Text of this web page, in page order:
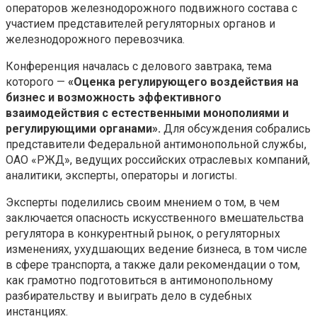
операторов железнодорожного подвижного состава с
участием представителей регуляторных органов и
железнодорожного перевозчика.
Конференция началась с делового завтрака, тема
которого — «Оценка регулирующего воздействия на
бизнес и возможность эффективного
взаимодействия с естественными монополиями и
регулирующими органами». Для обсуждения собрались
представители Федеральной антимонопольной службы,
ОАО «РЖД», ведущих российских отраслевых компаний,
аналитики, эксперты, операторы и логисты.
Эксперты поделились своим мнением о том, в чем
заключается опасность искусственного вмешательства
регулятора в конкурентный рынок, о регуляторных
изменениях, ухудшающих ведение бизнеса, в том числе
в сфере транспорта, а также дали рекомендации о том,
как грамотно подготовиться в антимонопольному
разбирательству и выиграть дело в судебных
инстанциях.